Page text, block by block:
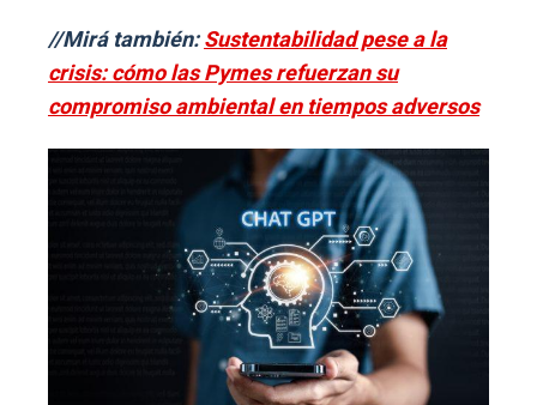
//Mirá también:Sustentabilidad pese a la
crisis: cómo las Pymes refuerzan su
compromiso ambiental en tiempos adversos